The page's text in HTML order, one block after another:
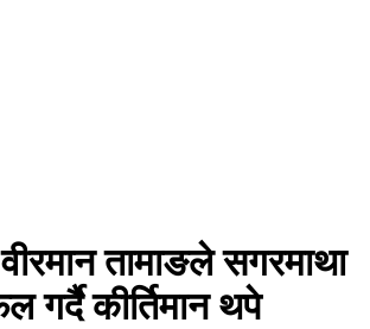
तामाङले सगरमाथा
कीर्तिमान थपे